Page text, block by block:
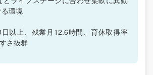
環境
以上、残業月12.6時間、育休取得率
さ抜群